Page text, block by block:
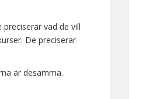
preciserar vad de vill
De preciserar
är desamma.